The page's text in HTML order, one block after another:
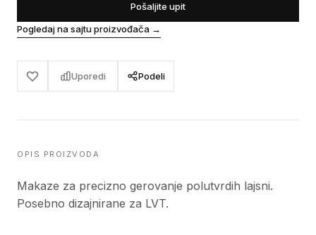
Pošaljite upit
Pogledaj na sajtu proizvođača →
Uporedi Podeli
OPIS PROIZVODA
Makaze za precizno gerovanje polutvrdih lajsni.
Posebno dizajnirane za LVT.